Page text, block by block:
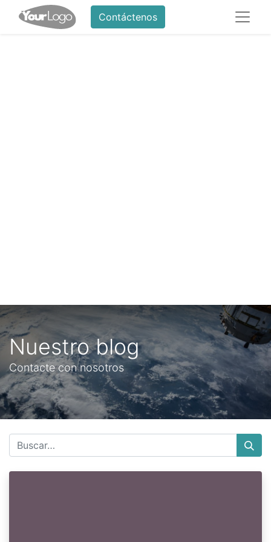
Contáctenos
Nuestro blog
Contacte con nosotros